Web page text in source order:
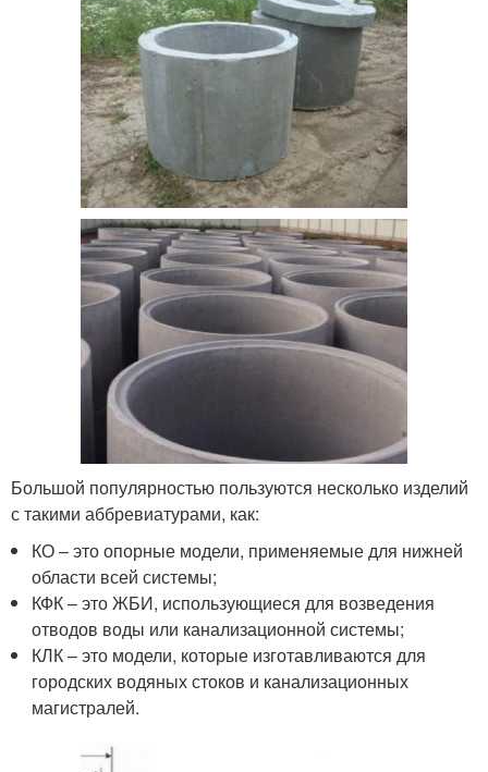
Большой популярностью пользуются несколько изделий
с такими аббревиатурами, как:
КО – это опорные модели, применяемые для нижней
области всей системы;
КФК – это ЖБИ, использующиеся для возведения
отводов воды или канализационной системы;
КЛК – это модели, которые изготавливаются для
городских водяных стоков и канализационных
магистралей.